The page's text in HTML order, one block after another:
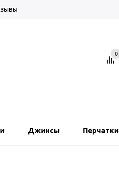
0
Джинсы Перчатки